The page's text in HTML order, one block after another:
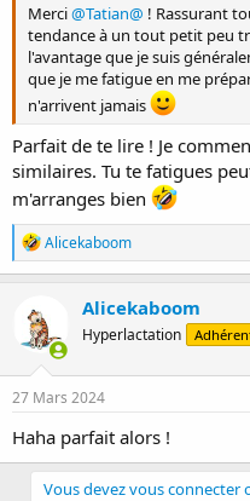
Merci@Tatian@ ! Rassurant
tendance à un tout petit peu
l'avantage que je suis
que je me fatigue en me
n'arrivent jamais
Parfait de te lire ! Je
similaires. Tu te fatigues
m'arranges bien
R
é
a
t
i
o
n
s
Alicekaboom
Alicekaboom
Hyperlactation
27 Mars 2024
Haha parfait alors !
Vous devez vous